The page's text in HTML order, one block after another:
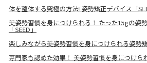
体を整体する究極の方法! 姿勢矯正デバイス「
美姿勢習慣を身につけられる！ たった15gの姿
「SEED」
楽しみながら美姿勢習慣を身につけられる姿勢矯
専門家も認めた効果！ 美姿勢習慣を身につけら